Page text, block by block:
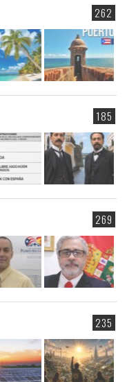
262
185
269
235